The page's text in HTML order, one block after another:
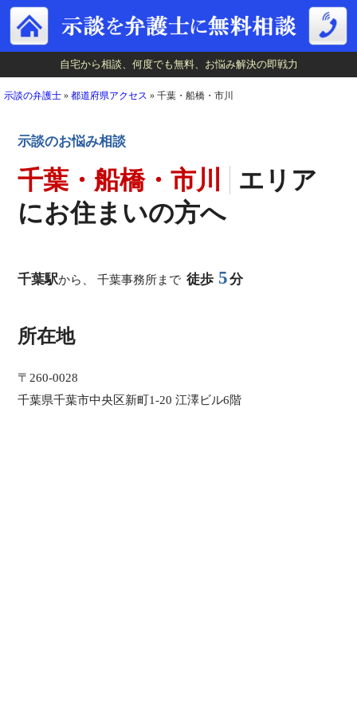
自宅から相談、何度でも無料、お悩み解決の即戦力
自宅から相談、何度でも無料、お悩み解決の即戦力
示談の弁護士 » 都道府県アクセス » 千葉・船橋・市川
示談のお悩み相談
千葉・船橋・市川
エリア
にお住まいの方へ
千葉駅から、 千葉事務所まで 徒歩 5分
所在地
〒260-0028
千葉県千葉市中央区新町1-20 江澤ビル6階